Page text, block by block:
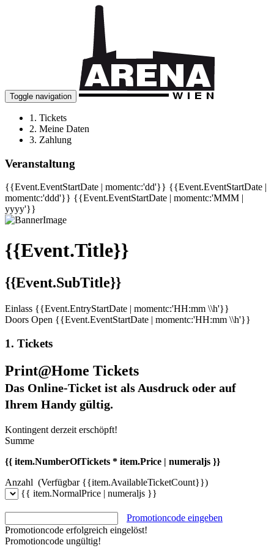
Toggle navigation
1. Tickets
2. Meine Daten
3. Zahlung
Veranstaltung
{{Event.EventStartDate | momentc:'dd'}} {{Event.EventStartDate |
momentc:'ddd'}} {{Event.EventStartDate | momentc:'MMM |
yyyy'}}
{{Event.Title}}
{{Event.SubTitle}}
Einlass {{Event.EntryStartDate | momentc:'HH:mm \\h'}}
Doors Open {{Event.EventStartDate | momentc:'HH:mm \\h'}}
1. Tickets
Print@Home Tickets
Das Online-Ticket ist als Ausdruck oder auf
Ihrem Handy gültig.
Kontingent derzeit erschöpft!
Summe
{{ item.NumberOfTickets * item.Price | numeraljs }}
Anzahl (Verfügbar {{item.AvailableTicketCount}})
{{ item.NormalPrice | numeraljs }}
Promotioncode eingeben
Promotioncode erfolgreich eingelöst!
Promotioncode ungültig!